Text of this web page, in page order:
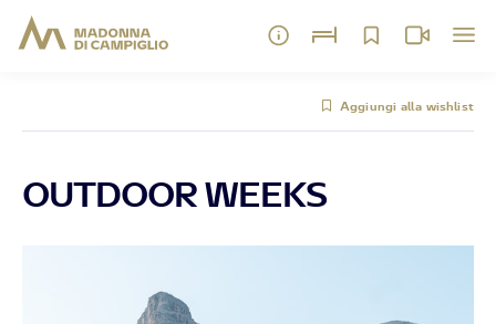
Aggiungi alla wishlist
OUTDOOR WEEKS